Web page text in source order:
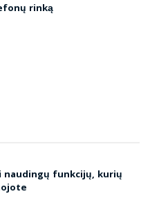
rinką
naudingų funkcijų, kurių